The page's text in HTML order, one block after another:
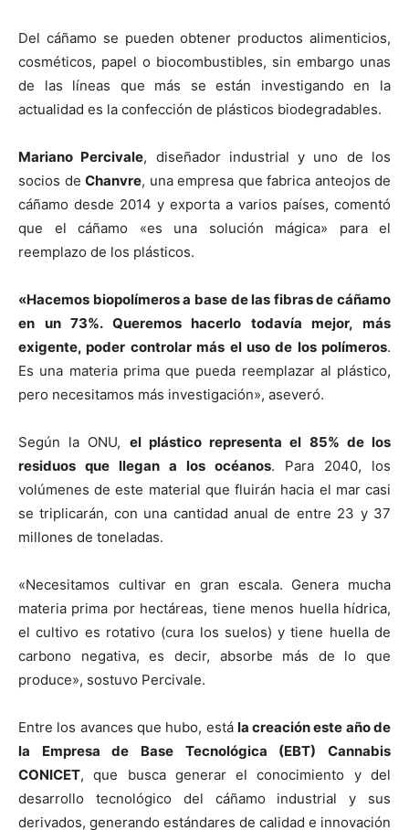
Del cáñamo se pueden obtener productos alimenticios,
cosméticos, papel o biocombustibles, sin embargo unas
de las líneas que más se están investigando en la
actualidad es la confección de plásticos biodegradables.
Mariano Percivale, diseñador industrial y uno de los
socios de Chanvre, una empresa que fabrica anteojos de
cáñamo desde 2014 y exporta a varios países, comentó
que el cáñamo «es una solución mágica» para el
reemplazo de los plásticos.
«Hacemos biopolímeros a base de las fibras de cáñamo
en un 73%. Queremos hacerlo todavía mejor, más
exigente, poder controlar más el uso de los polímeros.
Es una materia prima que pueda reemplazar al plástico,
pero necesitamos más investigación», aseveró.
Según la ONU, el plástico representa el 85% de los
residuos que llegan a los océanos. Para 2040, los
volúmenes de este material que fluirán hacia el mar casi
se triplicarán, con una cantidad anual de entre 23 y 37
millones de toneladas.
«Necesitamos cultivar en gran escala. Genera mucha
materia prima por hectáreas, tiene menos huella hídrica,
el cultivo es rotativo (cura los suelos) y tiene huella de
carbono negativa, es decir, absorbe más de lo que
produce», sostuvo Percivale.
Entre los avances que hubo, está la creación este año de
la Empresa de Base Tecnológica (EBT) Cannabis
CONICET, que busca generar el conocimiento y del
desarrollo tecnológico del cáñamo industrial y sus
derivados, generando estándares de calidad e innovación